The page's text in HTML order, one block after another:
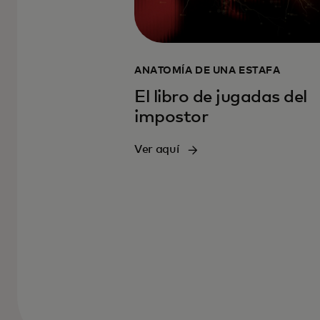
ANATOMÍA DE UNA ESTAFA
El libro de jugadas del
impostor
Ver aquí